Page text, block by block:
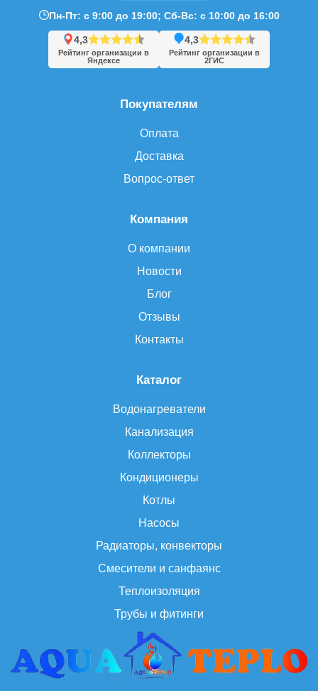
Каталог
Водонагреватели
Канализация
Коллекторы
Кондиционеры
Котлы
Насосы
Радиаторы, конвекторы
Смесители и санфаянс
Теплоизоляция
Трубы и фитинги
Компания
О компании
Новости
Блог
Отзывы
Контакты
Покупателям
Оплата
Доставка
Вопрос-ответ
Пн-Пт: с 9:00 до 19:00; Сб-Вс: с 10:00 до 16:00
4,3
Рейтинг организации в
Яндексе
4,3
Рейтинг организации в
2ГИС